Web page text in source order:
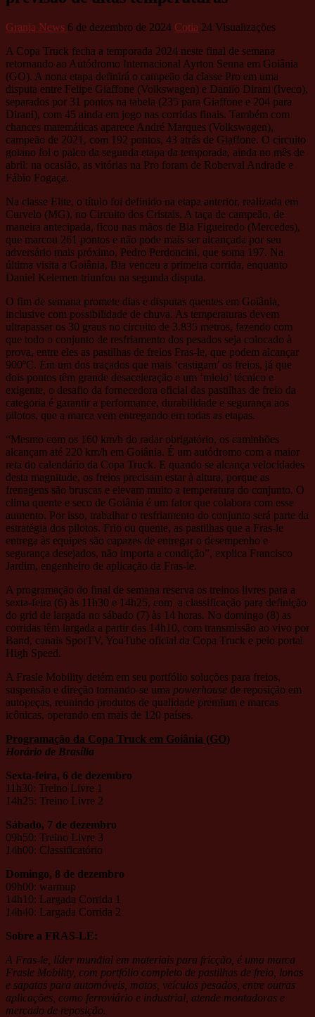
Granja News 6 de dezembro de 2024 Cotia 24 Visualizações
A Copa Truck fecha a temporada 2024 neste final de semana
retornando ao Autódromo Internacional Ayrton Senna em Goiânia
(GO). A nona etapa definirá o campeão da classe Pro em uma
disputa entre Felipe Giaffone (Volkswagen) e Danilo Dirani (Iveco),
separados por 31 pontos na tabela (235 para Giaffone e 204 para
Dirani), com 45 ainda em jogo nas corridas finais. Também com
chances matemáticas aparece André Marques (Volkswagen),
campeão de 2021, com 192 pontos, 43 atrás de Giaffone. O circuito
goiano foi o palco da segunda etapa da temporada, ainda no mês de
abril: na ocasião, as vitórias na Pro foram de Roberval Andrade e
Fábio Fogaça.
Na classe Elite, o título foi definido na etapa anterior, realizada em
Curvelo (MG), no Circuito dos Cristais. A taça de campeão, de
maneira antecipada, ficou nas mãos de Bia Figueiredo (Mercedes),
que marcou 261 pontos e não pode mais ser alcançada por seu
adversário mais próximo, Pedro Perdoncini, que soma 197. Na
última visita a Goiânia, Bia venceu a primeira corrida, enquanto
Daniel Kelemen triunfou na segunda disputa.
O fim de semana promete dias e disputas quentes em Goiânia,
inclusive com possibilidade de chuva. As temperaturas devem
ultrapassar os 30 graus no circuito de 3.835 metros, fazendo com
que todo o conjunto de resfriamento dos pesados seja colocado à
prova, entre eles as pastilhas de freios Fras-le, que podem alcançar
900ºC. Em um dos traçados que mais ‘castigam’ os freios, já que
dois pontos têm grande desaceleração e um ‘miolo’ técnico e
exigente, o desafio da fornecedora oficial das pastilhas de freio da
categoria é garantir a performance, durabilidade e segurança aos
pilotos, que a marca vem entregando em todas as etapas.
“Mesmo com os 160 km/h do radar obrigatório, os caminhões
alcançam até 220 km/h em Goiânia. É um autódromo com a maior
reta do calendário da Copa Truck. E quando se alcança velocidades
desta magnitude, os freios precisam estar à altura, porque as
frenagens são bruscas e elevam muito a temperatura do conjunto. O
clima quente e seco de Goiânia é um fator que colabora com esse
aumento. Por isso, trabalhar o resfriamento do conjunto será parte da
estratégia dos pilotos. Frio ou quente, as pastilhas que a Fras-le
entrega às equipes são capazes de entregar o desempenho e
segurança desejados, não importa a condição”, explica Francisco
Jardim, engenheiro de aplicação da Fras-le.
A programação do final de semana reserva os treinos livres para a
sexta-feira (6) às 11h30 e 14h25, com a classificação para definição
do grid de largada no sábado (7) às 14 horas. No domingo (8) as
corridas têm largada a partir das 14h10, com transmissão ao vivo por
Band, canais SporTV, YouTube oficial da Copa Truck e pelo portal
High Speed.
A Frasle Mobility detém em seu portfólio soluções para freios,
suspensão e direção tornando-se uma powerhouse de reposição em
autopeças, reunindo produtos de qualidade premium e marcas
icônicas, operando em mais de 120 países.
Programação da Copa Truck em Goiânia (GO)
Horário de Brasília
Sexta-feira, 6 de dezembro
11h30: Treino Livre 1
14h25: Treino Livre 2
Sábado, 7 de dezembro
09h50: Treino Livre 3
14h00: Classificatório
Domingo, 8 de dezembro
09h00: warmup
14h10: Largada Corrida 1
14h40: Largada Corrida 2
Sobre a FRAS-LE:
A Fras-le, líder mundial em materiais para fricção, é uma marca
Frasle Mobility, com portfólio completo de pastilhas de freio, lonas
e sapatas para automóveis, motos, veículos pesados, entre outras
aplicações, como ferroviário e industrial, atende montadoras e
mercado de reposição.